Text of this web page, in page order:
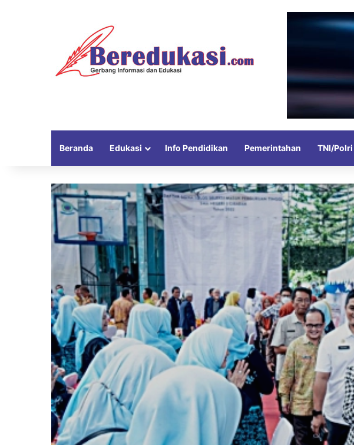
Beranda Edukasi Info Pendidikan Pemerintahan TNI/Polri